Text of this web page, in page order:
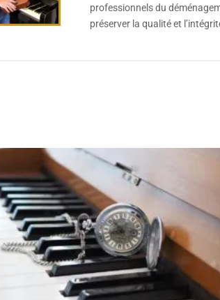
professionnels du
préserver la qualité et